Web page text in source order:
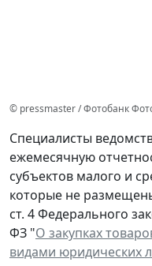
© pressmaster / Фотобанк
Специалисты
ежемесячную
субъектов малого и
которые не
ст. 4 Федерального
ФЗ "О закупках
видами юридических